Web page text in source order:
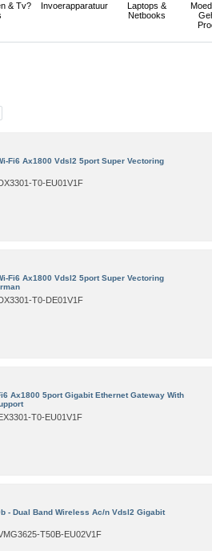
& Tv?
Invoerapparatuur
Laptops &
Netbooks
Fi6 Ax1800 Vdsl2 5port Super Vectoring
T0-EU01V1F
Fi6 Ax1800 Vdsl2 5port Super Vectoring
T0-DE01V1F
Ax1800 5port Gigabit Ethernet Gateway With
T0-EU01V1F
- Dual Band Wireless Ac/n Vdsl2 Gigabit
T50B-EU02V1F